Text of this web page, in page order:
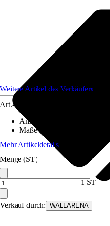
Verkauf durch: WALLARENA
Weitere Artikel des Verkäufers
Art.-Nr.
Anzahl der Teile
Maße (BxH)
Mehr Artikeldetails
Menge (ST)
1 ST